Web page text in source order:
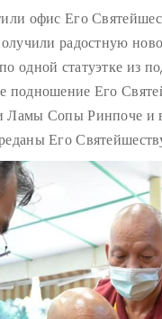
офис Его
радостную
одной статуэтке из
подношение Его
Сопы Ринпоче и
Его